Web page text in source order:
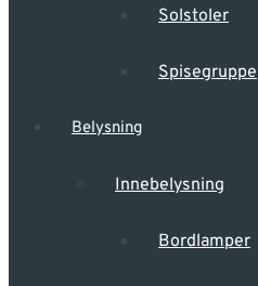
Solstoler
Spisegruppe
Belysning
Innebelysning
Bordlamper